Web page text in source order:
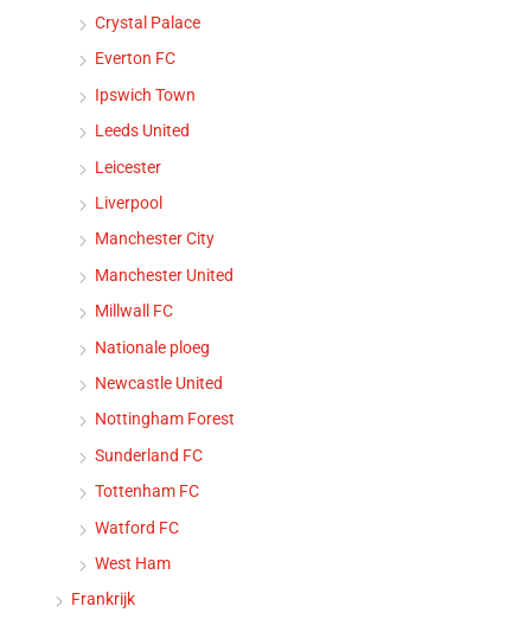
Crystal Palace
Everton FC
Ipswich Town
Leeds United
Leicester
Liverpool
Manchester City
Manchester United
Millwall FC
Nationale ploeg
Newcastle United
Nottingham Forest
Sunderland FC
Tottenham FC
Watford FC
West Ham
Frankrijk